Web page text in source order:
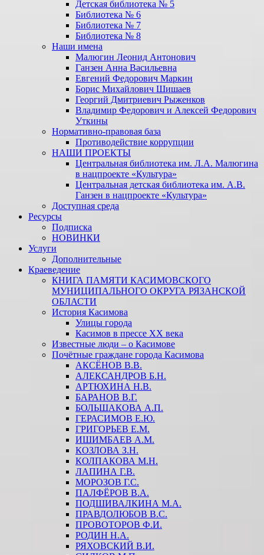
Детская библиотека № 5
Библиотека № 6
Библиотека № 7
Библиотека № 8
Наши имена
Малюгин Леонид Антонович
Ганзен Анна Васильевна
Евгений Федорович Маркин
Борис Михайлович Шишаев
Георгий Дмитриевич Рыженков
Владимир Федорович и Алексей Федорович
Уткины
Нормативно-правовая база
Противодействие коррупции
НАШИ ПРОЕКТЫ
Центральная библиотека им. Л.А. Малюгина
в нацпроекте «Культура»
Центральная детская библиотека им. А.В.
Ганзен в нацпроекте «Культура»
Доступная среда
Ресурсы
Подписка
НОВИНКИ
Услуги
Дополнительные
Краеведение
КНИГА ПАМЯТИ КАСИМОВСКОГО
МУНИЦИПАЛЬНОГО ОКРУГА РЯЗАНСКОЙ
ОБЛАСТИ
История Касимова
Улицы города
Касимов в прессе XX века
Известные люди – о Касимове
Почётные граждане города Касимова
АКСЁНОВ В.В.
АЛЕКСАНДРОВ Б.Н.
АРТЮХИНА Н.В.
БАРАНОВ В.Г.
БОЛЬШАКОВА А.П.
ГЕРАСИМОВ Е.Ю.
ГРИГОРЬЕВ Е.М.
ИШИМБАЕВ А.М.
КОЗЛОВА З.Н.
КОЛПАКОВА М.Н.
ЛАПИНА Г.В.
МОРОЗОВ Г.С.
ПАЛФЁРОВ В.А.
ПОДШИВАЛКИНА М.А.
ПРАВДОЛЮБОВ В.С.
ПРОВОТОРОВ Ф.И.
РОДИН Н.А.
РЯХОВСКИЙ В.И.